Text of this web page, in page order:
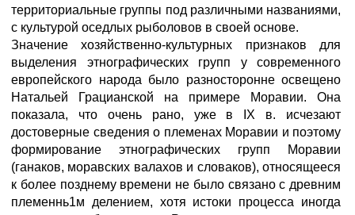
территориальные группы под различными названиями,
с культурой оседлых рыболовов в своей основе.
Значение хозяйственно-культурных признаков для
выделения этнографических групп у современного
европейского народа было разносторонне освещено
Натальей Грацианской на примере Моравии. Она
показала, что очень рано, уже в IX в. исчезают
достоверные сведения о племенах Моравии и поэтому
формирование этнографических групп Моравии
(ганаков, моравских валахов и словаков), относящееся
к более позднему времени не было связано с древним
племеннь1м делением, хотя истоки процесса иногда